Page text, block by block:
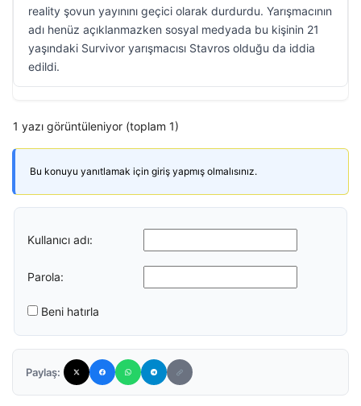
reality şovun yayınını geçici olarak durdurdu. Yarışmacının
adı henüz açıklanmazken sosyal medyada bu kişinin 21
yaşındaki Survivor yarışmacısı Stavros olduğu da iddia
edildi.
1 yazı görüntüleniyor (toplam 1)
Bu konuyu yanıtlamak için giriş yapmış olmalısınız.
Kullanıcı adı:
Parola:
Beni hatırla
Paylaş: